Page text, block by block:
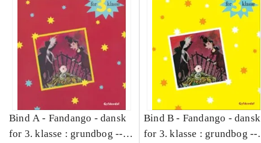
Bind A - Fandango - dansk
for 3. klasse : grundbog --
Bind B - Fandango - dansk
for 3. klasse : grundbog --